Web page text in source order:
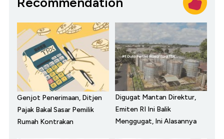
Genjot Penerimaan, Ditjen
Pajak Bakal Sasar Pemilik
Rumah Kontrakan
Digugat Mantan Direktur,
Emiten RI Ini Balik
Menggugat, Ini Alasannya